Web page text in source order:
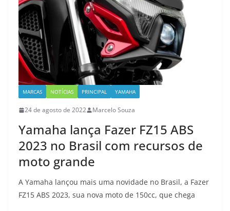
MARCAS NOTÍCIAS PRINCIPAL YAMAHA
24 de agosto de 2022 Marcelo Souza
Yamaha lança Fazer FZ15 ABS
2023 no Brasil com recursos de
moto grande
A Yamaha lançou mais uma novidade no Brasil, a Fazer
FZ15 ABS 2023, sua nova moto de 150cc, que chega